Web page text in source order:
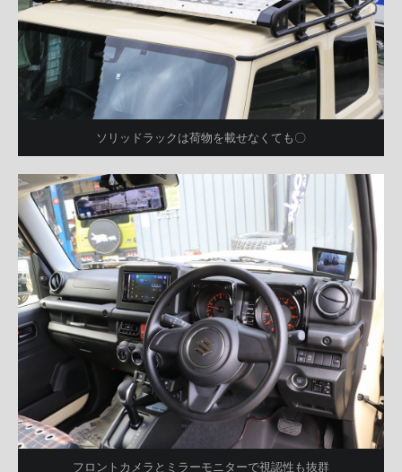
ソリッドラックは荷物を載せなくても〇
フロントカメラとミラーモニターで視認性も抜群